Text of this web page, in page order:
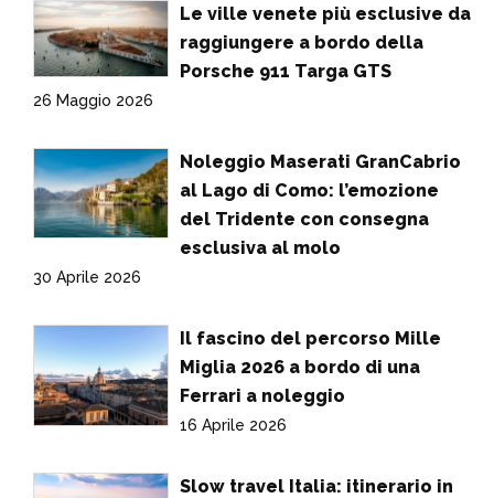
Le ville venete più esclusive da
raggiungere a bordo della
Porsche 911 Targa GTS
26 Maggio 2026
Noleggio Maserati GranCabrio
al Lago di Como: l’emozione
del Tridente con consegna
esclusiva al molo
30 Aprile 2026
Il fascino del percorso Mille
Miglia 2026 a bordo di una
Ferrari a noleggio
16 Aprile 2026
Slow travel Italia: itinerario in